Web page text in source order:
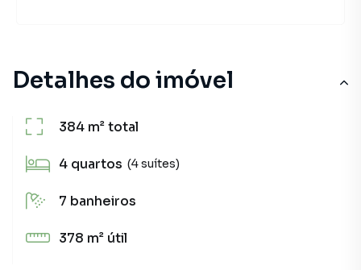
Detalhes do imóvel
384 m²total
4 quartos (4 suítes)
7 banheiros
378 m² útil